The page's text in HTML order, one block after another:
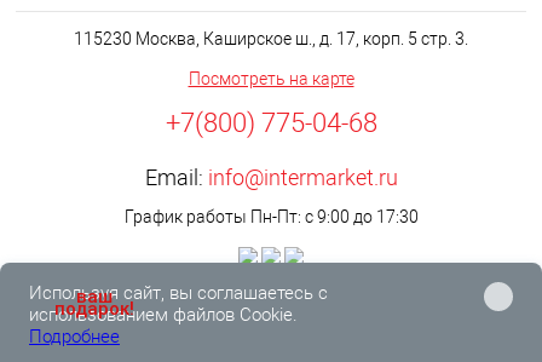
115230 Москва, Каширское ш., д. 17, корп. 5 стр. 3.
Посмотреть на карте
+7(800) 775-04-68
Email: info@intermarket.ru
График работы Пн-Пт: с 9:00 до 17:30
Используя сайт, вы соглашаетесь с
использованием файлов Cookie.
Подробнее
ваш
подарок!